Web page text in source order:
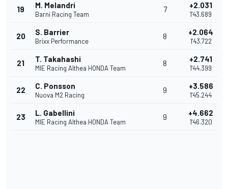
19 M. Melandri
Barni Racing Team
7 +2.031
1'43.689
20 S. Barrier
Brixx Performance
8 +2.064
1'43.722
21 T. Takahashi
MIE Racing Althea HONDA Team
8 +2.741
1'44.399
22 C. Ponsson
Nuova M2 Racing
9 +3.586
1'45.244
23 L. Gabellini
MIE Racing Althea HONDA Team
9 +4.662
1'46.320